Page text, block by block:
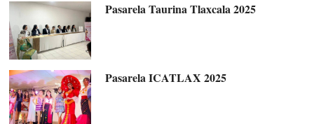
Pasarela Taurina Tlaxcala 2025
Pasarela ICATLAX 2025